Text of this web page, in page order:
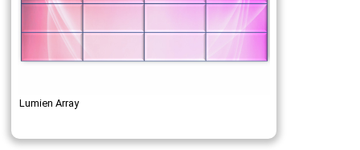
Lumien Array